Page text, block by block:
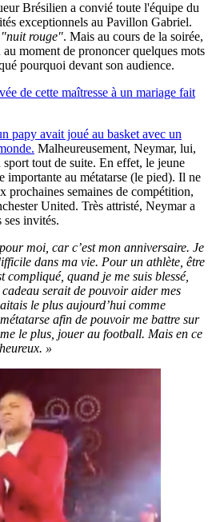
Brésilien a convié toute l'équipe du
exceptionnels au Pavillon Gabriel.
"nuit rouge". Mais au cours de la soirée,
moment de prononcer quelques mots
pourquoi devant son audience.
de cette maîtresse à un mariage fait
papy avait joué au basket avec un
Malheureusement, Neymar, lui,
sport tout de suite. En effet, le jeune
importante au métatarse (le pied). Il ne
prochaines semaines de compétition,
United. Très attristé, Neymar a
ses invités.
moi, car c’est mon anniversaire. Je
dans ma vie. Pour un athlète, être
compliqué, quand je me suis blessé,
serait de pouvoir aider mes
le plus aujourd’hui comme
afin de pouvoir me battre sur
le plus, jouer au football. Mais en ce
»